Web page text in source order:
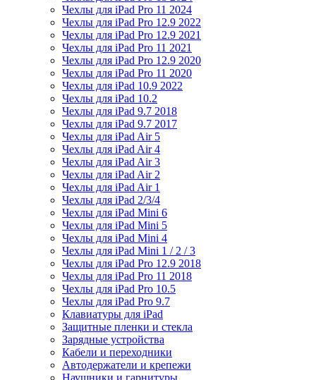
Чехлы для iPad Pro 11 2024
Чехлы для iPad Pro 12.9 2022
Чехлы для iPad Pro 12.9 2021
Чехлы для iPad Pro 11 2021
Чехлы для iPad Pro 12.9 2020
Чехлы для iPad Pro 11 2020
Чехлы для iPad 10.9 2022
Чехлы для iPad 10.2
Чехлы для iPad 9.7 2018
Чехлы для iPad 9.7 2017
Чехлы для iPad Air 5
Чехлы для iPad Air 4
Чехлы для iPad Air 3
Чехлы для iPad Air 2
Чехлы для iPad Air 1
Чехлы для iPad 2/3/4
Чехлы для iPad Mini 6
Чехлы для iPad Mini 5
Чехлы для iPad Mini 4
Чехлы для iPad Mini 1 / 2 / 3
Чехлы для iPad Pro 12.9 2018
Чехлы для iPad Pro 11 2018
Чехлы для iPad Pro 10.5
Чехлы для iPad Pro 9.7
Клавиатуры для iPad
Защитные пленки и стекла
Зарядные устройства
Кабели и переходники
Автодержатели и крепежи
Наушники и гарнитуры